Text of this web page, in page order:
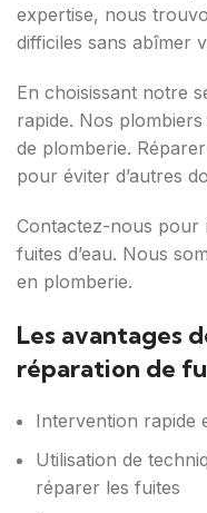
expertise, nous
difficiles sans abîmer
En choisissant notre
rapide. Nos
de plomberie.
pour éviter d’autres
Contactez-nous pour
fuites d’eau. Nous
en plomberie.
Les avantages
réparation de
Intervention rapide
Utilisation de
réparer les fuites